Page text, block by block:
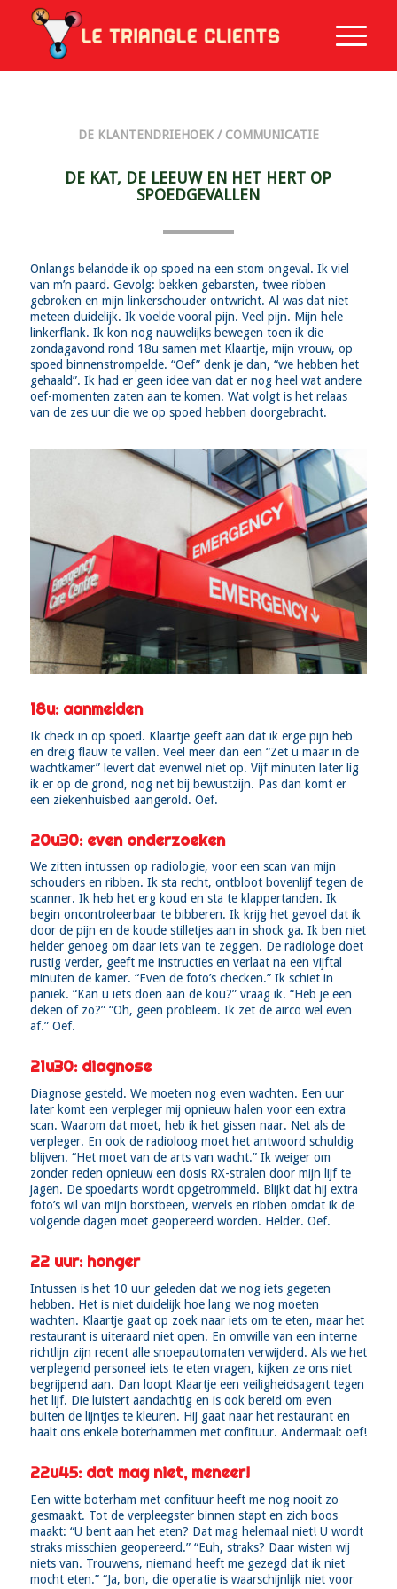
DE KLANTENDRIEHOEK / COMMUNICATIE
DE KAT, DE LEEUW EN HET HERT OP
SPOEDGEVALLEN
Onlangs belandde ik op spoed na een stom ongeval. Ik viel
van m’n paard. Gevolg: bekken gebarsten, twee ribben
gebroken en mijn linkerschouder ontwricht. Al was dat niet
meteen duidelijk. Ik voelde vooral pijn. Veel pijn. Mijn hele
linkerflank. Ik kon nog nauwelijks bewegen toen ik die
zondagavond rond 18u samen met Klaartje, mijn vrouw, op
spoed binnenstrompelde. “Oef” denk je dan, “we hebben het
gehaald”. Ik had er geen idee van dat er nog heel wat andere
oef-momenten zaten aan te komen. Wat volgt is het relaas
van de zes uur die we op spoed hebben doorgebracht.
18u: aanmelden
Ik check in op spoed. Klaartje geeft aan dat ik erge pijn heb
en dreig flauw te vallen. Veel meer dan een “Zet u maar in de
wachtkamer” levert dat evenwel niet op. Vijf minuten later lig
ik er op de grond, nog net bij bewustzijn. Pas dan komt er
een ziekenhuisbed aangerold. Oef.
20u30: even onderzoeken
We zitten intussen op radiologie, voor een scan van mijn
schouders en ribben. Ik sta recht, ontbloot bovenlijf tegen de
scanner. Ik heb het erg koud en sta te klappertanden. Ik
begin oncontroleerbaar te bibberen. Ik krijg het gevoel dat ik
door de pijn en de koude stilletjes aan in shock ga. Ik ben niet
helder genoeg om daar iets van te zeggen. De radiologe doet
rustig verder, geeft me instructies en verlaat na een vijftal
minuten de kamer. “Even de foto’s checken.” Ik schiet in
paniek. “Kan u iets doen aan de kou?” vraag ik. “Heb je een
deken of zo?” “Oh, geen probleem. Ik zet de airco wel even
af.” Oef.
21u30: diagnose
Diagnose gesteld. We moeten nog even wachten. Een uur
later komt een verpleger mij opnieuw halen voor een extra
scan. Waarom dat moet, heb ik het gissen naar. Net als de
verpleger. En ook de radioloog moet het antwoord schuldig
blijven. “Het moet van de arts van wacht.” Ik weiger om
zonder reden opnieuw een dosis RX-stralen door mijn lijf te
jagen. De spoedarts wordt opgetrommeld. Blijkt dat hij extra
foto’s wil van mijn borstbeen, wervels en ribben omdat ik de
volgende dagen moet geopereerd worden. Helder. Oef.
22 uur: honger
Intussen is het 10 uur geleden dat we nog iets gegeten
hebben. Het is niet duidelijk hoe lang we nog moeten
wachten. Klaartje gaat op zoek naar iets om te eten, maar het
restaurant is uiteraard niet open. En omwille van een interne
richtlijn zijn recent alle snoepautomaten verwijderd. Als we het
verplegend personeel iets te eten vragen, kijken ze ons niet
begrijpend aan. Dan loopt Klaartje een veiligheidsagent tegen
het lijf. Die luistert aandachtig en is ook bereid om even
buiten de lijntjes te kleuren. Hij gaat naar het restaurant en
haalt ons enkele boterhammen met confituur. Andermaal: oef!
22u45: dat mag niet, meneer!
Een witte boterham met confituur heeft me nog nooit zo
gesmaakt. Tot de verpleegster binnen stapt en zich boos
maakt: “U bent aan het eten? Dat mag helemaal niet! U wordt
straks misschien geopereerd.” “Euh, straks? Daar wisten wij
niets van. Trouwens, niemand heeft me gezegd dat ik niet
mocht eten.” “Ja, bon, die operatie is waarschijnlijk niet voor